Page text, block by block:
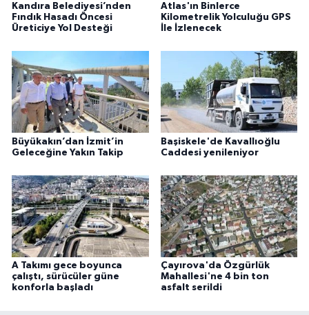
Kandıra Belediyesi’nden
Fındık Hasadı Öncesi
Üreticiye Yol Desteği
Atlas'ın Binlerce
Kilometrelik Yolculuğu GPS
İle İzlenecek
Büyükakın’dan İzmit’in
Geleceğine Yakın Takip
Başiskele'de Kavallıoğlu
Caddesi yenileniyor
A Takımı gece boyunca
çalıştı, sürücüler güne
konforla başladı
Çayırova'da Özgürlük
Mahallesi'ne 4 bin ton
asfalt serildi